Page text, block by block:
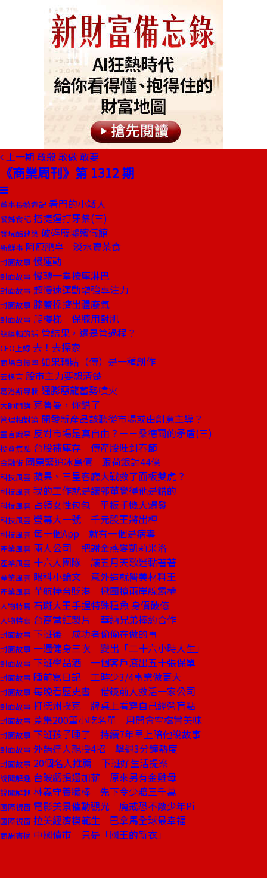
上一期 敢殺 敢做 敢要
《商業周刊》第 1312 期
董事長嬉遊記 看門的小矮人
饕姊食記 搭捷運打牙祭(三)
發現酷建築 破碎廢墟殯儀館
新鮮事 阿原肥皂 淡水賣茶食
封面故事 慢運動
封面故事 慢轉一拳按摩淋巴
封面故事 超慢速運動增強專注力
封面故事 膝蓋操擠出體廢氣
封面故事 爬樓梯 保膝用對肌
總編輯的話 管結果，還是管過程？
CEO上線 去！去探索
商場自慢塾 如果轉貼（傳）是一種創作
去梯言 股市主力要想清楚
葛洛斯專欄 通膨惡龍蓄勢噴火
大師開講 克魯曼，你錯了
管理相對論 開發新產品該聽從市場或由創意主導？
童言識李 反對市場是真自由？－－桑德爾的矛盾(三)
投資焦點 台股補庫存 傳產股旺到春節
金融街 國票緊追冰島債 跟荷銀討44億
科技風雲 蘋果、三星客廳大戰救了面板雙虎？
科技風雲 我的工作就是讓郭董覺得他是錯的
科技風雲 占領女性包包 平板手機大爆發
科技風雲 螢幕大一號 千元股王將出柙
科技風雲 每十個App 就有一個是病毒
產業風雲 兩人公司 把謝金燕變凱莉米洛
產業風雲 十六人團隊 讓五月天歌迷黏著著
產業風雲 眼科小論文 意外造就醫美材料王
產業風雲 華航捧台貶港 揪團搶兩岸線霸權
人物特寫 石斑大王手握特殊種魚 身價破億
人物特寫 台裔當紅製片 華納兄弟捧約合作
封面故事 下班後 成功者偷偷在做的事
封面故事 一週健身三次 變出「二十六小時人生」
封面故事 下班學品酒 一個客戶滾出五十張保單
封面故事 睡前寫日記 工時少3/4事業做更大
封面故事 每晚看歷史書 借鏡前人救活一家公司
封面故事 打德州撲克 牌桌上看穿自己經營盲點
封面故事 蒐集200筆小吃名單 用開會空檔嘗美味
封面故事 下班孩子睡了 持續7年早上陪他說故事
封面故事 外語達人親授4招 擊退3分鐘熱度
封面故事 20個名人推薦 下班好生活提案
說聞解趣 台玻虧損還加薪 原來另有金雞母
說聞解趣 林義守養職棒 先下令少賠三千萬
國際視窗 電影美景催動觀光 魔戒恐不敵少年Pi
國際視窗 拉美經濟模範生 巴拿馬全球最幸福
商周書摘 中國債市 只是「國王的新衣」